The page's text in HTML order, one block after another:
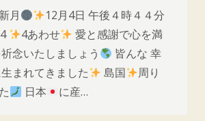
月
12月4日 午後４時４４分
4あわせ
愛と感謝で心を満
念いたしましょう
皆んな 幸
まれてきました
島国
周り
日本 に産…